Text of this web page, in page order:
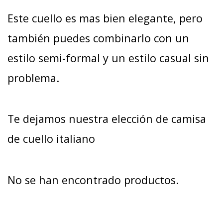
Este cuello es mas bien elegante, pero
también puedes combinarlo con un
estilo semi-formal y un estilo casual sin
problema.
Te dejamos nuestra elección de camisa
de cuello italiano
No se han encontrado productos.